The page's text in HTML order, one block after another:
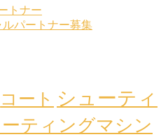
トナー
パートナー募集
コート シューティ
ティングマシン